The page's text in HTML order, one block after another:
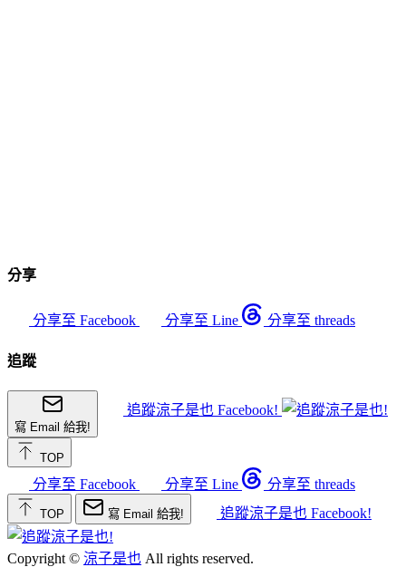
分享
分享至 Facebook 分享至 Line 分享至 threads
追蹤
寫 Email 給我!
追蹤涼子是也 Facebook!
TOP
分享至 Facebook 分享至 Line 分享至 threads
TOP 寫 Email 給我! 追蹤涼子是也 Facebook!
Copyright © 涼子是也 All rights reserved.